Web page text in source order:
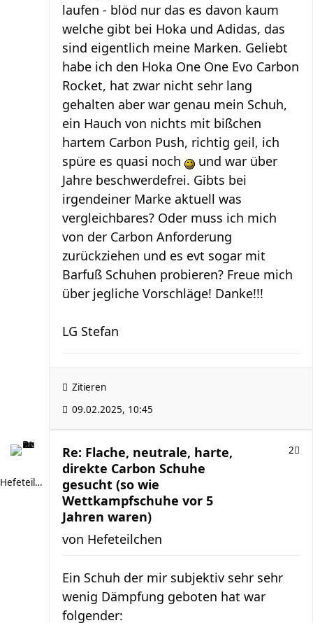
laufen - blöd nur das es davon kaum
welche gibt bei Hoka und Adidas, das
sind eigentlich meine Marken. Geliebt
habe ich den Hoka One One Evo Carbon
Rocket, hat zwar nicht sehr lang
gehalten aber war genau mein Schuh,
ein Hauch von nichts mit bißchen
hartem Carbon Push, richtig geil, ich
spüre es quasi noch
und war über
Jahre beschwerdefrei. Gibts bei
irgendeiner Marke aktuell was
vergleichbares? Oder muss ich mich
von der Carbon Anforderung
zurückziehen und es evt sogar mit
Barfuß Schuhen probieren? Freue mich
über jegliche Vorschläge! Danke!!!
LG Stefan
Zitieren
09.02.2025, 10:45
Hefeteilchen
Re: Flache, neutrale, harte,
direkte Carbon Schuhe
gesucht (so wie
Wettkampfschuhe vor 5
Jahren waren)
2
von Hefeteilchen
Ein Schuh der mir subjektiv sehr sehr
wenig Dämpfung geboten hat war
folgender: